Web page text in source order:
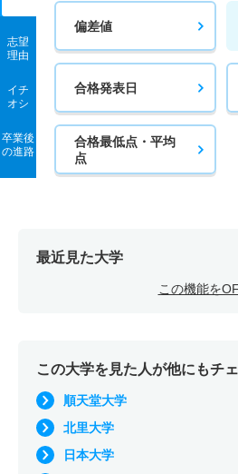
志望
理由
イチ
オシ
卒業後
の進路
偏差値
合格発表日
合格最低点・平均
点
最近見た大学
この機能を
この大学を見た人が他にもチ
順天堂大学
北里大学
日本大学